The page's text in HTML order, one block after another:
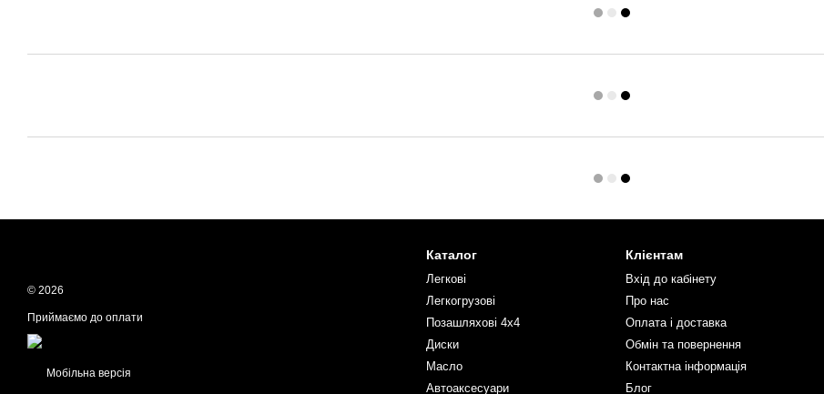
© 2026
Приймаємо до оплати
Мобільна версія
Каталог
Легкові
Легкогрузові
Позашляхові 4х4
Диски
Масло
Автоаксесуари
Клієнтам
Вхід до кабінету
Про нас
Оплата і доставка
Обмін та повернення
Контактна інформація
Блог